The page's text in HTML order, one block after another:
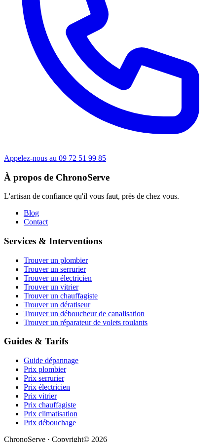
Appelez-nous au 09 72 51 99 85
À propos de ChronoServe
L'artisan de confiance qu'il vous faut, près de chez vous.
Blog
Contact
Services & Interventions
Trouver un plombier
Trouver un serrurier
Trouver un électricien
Trouver un vitrier
Trouver un chauffagiste
Trouver un dératiseur
Trouver un déboucheur de canalisation
Trouver un réparateur de volets roulants
Guides & Tarifs
Guide dépannage
Prix plombier
Prix serrurier
Prix électricien
Prix vitrier
Prix chauffagiste
Prix climatisation
Prix débouchage
ChronoServe · Copyright© 2026